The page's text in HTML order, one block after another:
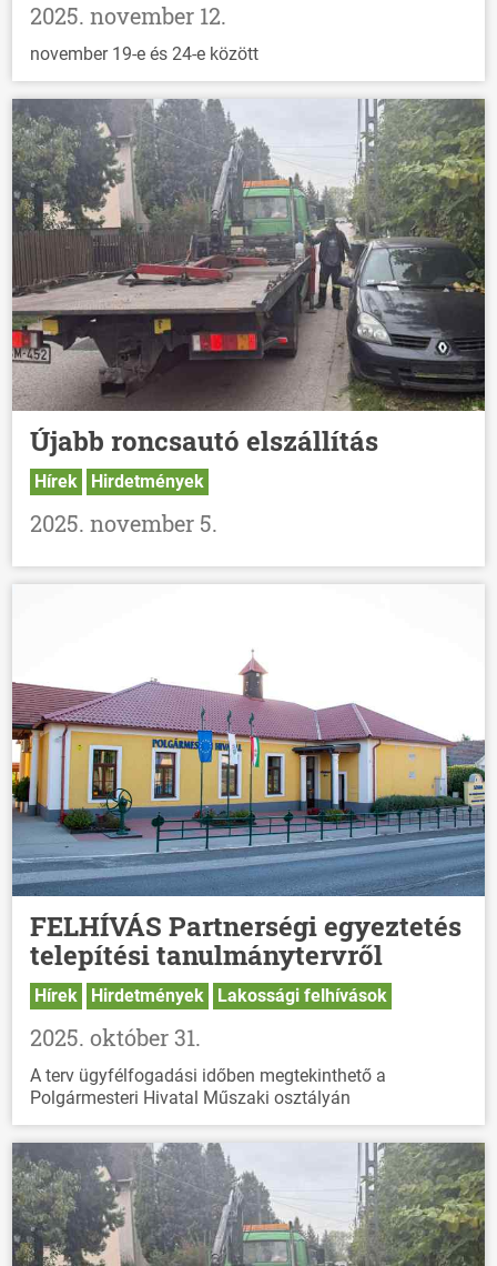
2025. november 12.
november 19-e és 24-e között
Újabb roncsautó elszállítás
Hírek Hirdetmények
2025. november 5.
FELHÍVÁS Partnerségi egyeztetés
telepítési tanulmánytervről
Hírek Hirdetmények Lakossági felhívások
2025. október 31.
A terv ügyfélfogadási időben megtekinthető a
Polgármesteri Hivatal Műszaki osztályán